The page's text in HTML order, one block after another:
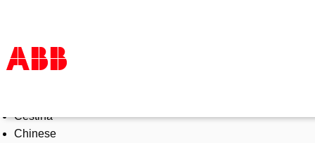
Products & Solutions
Industries
Čeština
Chinese